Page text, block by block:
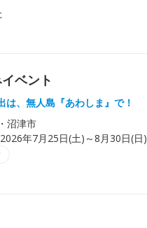
ベント
は、無人島『あわしま』で！
沼津市
2026年7月25日(土)～8月30日(日)